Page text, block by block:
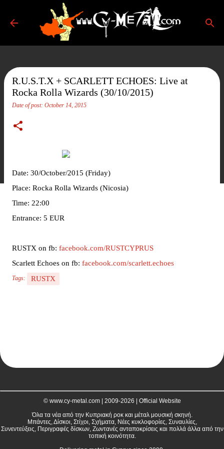
Skip to main content
R.U.S.T.X + SCARLETT ECHOES: Live at
Rocka Rolla Wizards (30/10/2015)
Date of post: October 14, 2015
Date: 30/October/2015 (Friday)
Place: Rocka Rolla Wizards (Nicosia)
Time: 22:00
Entrance: 5 EUR
RUSTX on fb: facebook.com/RUSTCYPRUS
Scarlett Echoes on fb: facebook.com/scarlett.echoes
Tags: RUSTX
© www.cy-metal.com | 2009-2026 | Official Website
Όλα τα νέα από την Κυπριακή ροκ και μέταλ μουσική σκηνή.
Μπάντες, Δίσκοι, Στίχοι, Σχήματα, Νέες κυκλοφορίες, Συναυλίες,
Συνεντεύξεις, Περιγραφές δίσκων, Ζωντανές ανταποκρίσεις και πολλά άλλα από την
τοπική κοινότητα.